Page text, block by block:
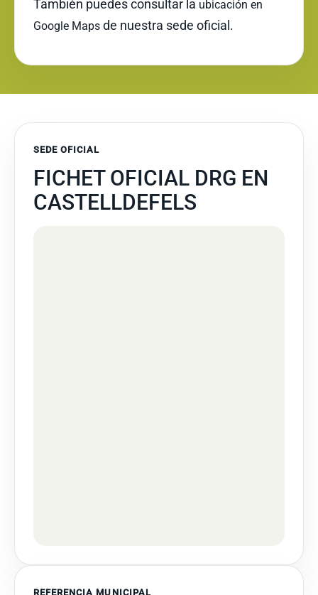
También puedes consultar la ubicación en
Google Maps de nuestra sede oficial.
SEDE OFICIAL
FICHET OFICIAL DRG EN
CASTELLDEFELS
REFERENCIA MUNICIPAL